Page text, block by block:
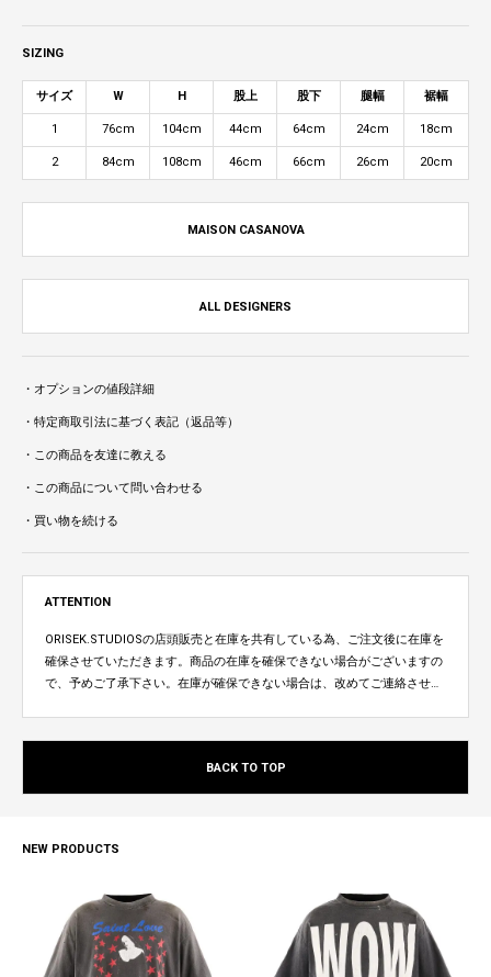
SIZING
サイズ W H 股上 股下 腿幅 裾幅
1 76cm 104cm 44cm 64cm 24cm 18cm
2 84cm 108cm 46cm 66cm 26cm 20cm
MAISON CASANOVA
ALL DESIGNERS
・オプションの値段詳細
・特定商取引法に基づく表記（返品等）
・この商品を友達に教える
・この商品について問い合わせる
・買い物を続ける
ATTENTION
ORISEK.STUDIOSの店頭販売と在庫を共有している為、ご注文後に在庫を
確保させていただきます。商品の在庫を確保できない場合がございますの
で、予めご了承下さい。在庫が確保できない場合は、改めてご連絡させて
BACK TO TOP
NEW PRODUCTS